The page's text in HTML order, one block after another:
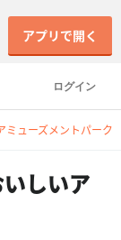
ログイン
アプリで開く
ミューズメントパーク
しいア